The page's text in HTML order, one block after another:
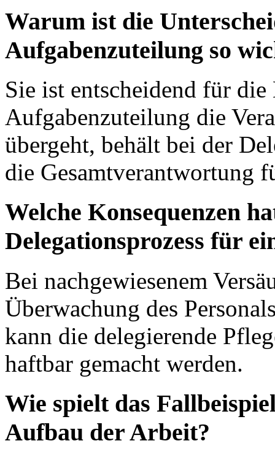
Warum ist die
Aufgabenzuteilung so
Sie ist entscheidend für
Aufgabenzuteilung die
übergeht, behält bei der
die Gesamtverantwortung
Welche Konsequenzen
Delegationsprozess für
Bei nachgewiesenem
Überwachung des
kann die delegierende
haftbar gemacht werden.
Wie spielt das
Aufbau der Arbeit?